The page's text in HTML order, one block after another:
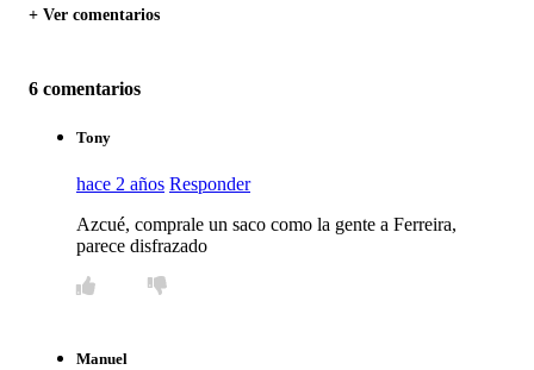
+ Ver comentarios
6 comentarios
Tony
hace 2 años Responder
Azcué, comprale un saco como la gente a Ferreira,
parece disfrazado
Manuel